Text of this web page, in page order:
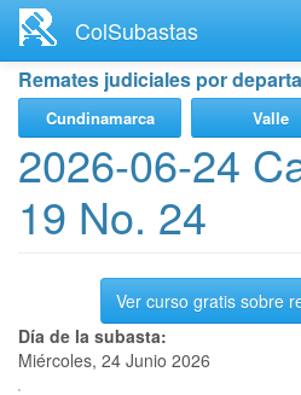
contenido
principal
ColSubastas
Remates judiciales por
Cundinamarca Valle
2026-06-24
19 No. 24
Ver curso gratis sobre
Día de la subasta:
Miércoles, 24 Junio 2026